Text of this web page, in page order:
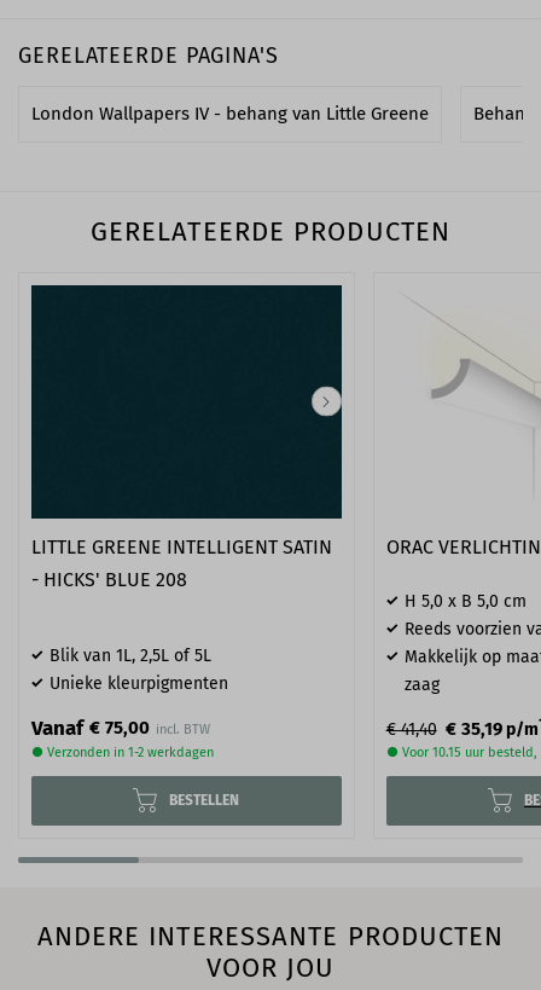
GERELATEERDE PAGINA'S
London Wallpapers IV - behang van Little Greene
GERELATEERDE PRODUCTEN
LITTLE GREENE INTELLIGENT SATIN
- HICKS' BLUE 208
Blik van 1L, 2,5L of 5L
Unieke kleurpigmenten
Vanaf € 75,00
● Verzonden in 1-2 werkdagen
BESTELLEN
ORAC
H 5,0 x B 5,0 cm
Reeds voorzien
Makkelijk op
zaag
€ 41,40 € 35,19p/m
● Voor 10.15 uur
ANDERE INTERESSANTE PRODUCTEN
VOOR JOU